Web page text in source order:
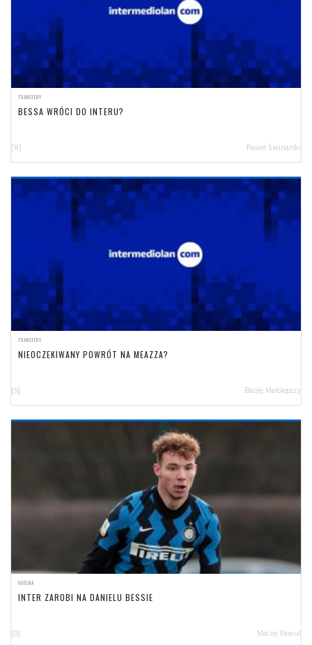
TRANSFERY
BESSA WRÓCI DO INTERU?
[8] Paweł Świnarski
TRANSFERY
NIEOCZEKIWANY POWRÓT NA MEAZZA?
[5] Błażej Małolepszy
OGÓLNA
INTER ZAROBI NA DANIELU BESSIE
[0] Maciej Pawul